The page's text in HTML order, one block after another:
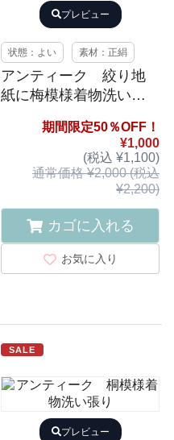
プレビュー
状態：よい 素材：正絹
アンティーク 絞り地
紙に梅模様着物洗い張
期間限定50％OFF！
¥1,000
(税込 ¥1,100)
通常価格 ¥2,000 (税込
¥2,200)
カゴに入れる
お気に入り
SALE
プレビュー